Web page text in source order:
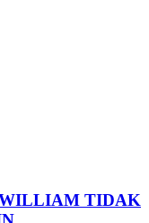
WILLIAM TIDAK